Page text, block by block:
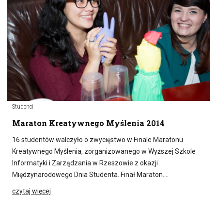
Studenci
Maraton Kreatywnego Myślenia 2014
16 studentów walczyło o zwycięstwo w Finale Maratonu
Kreatywnego Myślenia, zorganizowanego w Wyższej Szkole
Informatyki i Zarządzania w Rzeszowie z okazji
Międzynarodowego Dnia Studenta. Finał Maraton….
czytaj więcej